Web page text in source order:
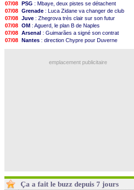
07/08 PSG : Mbaye, deux pistes se détachent
07/08 Grenade : Luca Zidane va changer de club
07/08 Juve : Zhegrova très clair sur son futur
07/08 OM : Aguerd, le plan B de Naples
07/08 Arsenal : Guimarães a signé son contrat
07/08 Nantes : direction Chypre pour Duverne
: Enzo Fernandez pour l'après-Rodri ?
emplacement publicitaire
Ça a fait le buzz depuis 7 jours